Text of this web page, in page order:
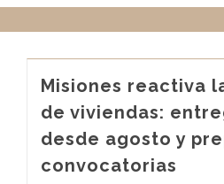
Misiones reactiva
de viviendas:
desde agosto y
convocatorias